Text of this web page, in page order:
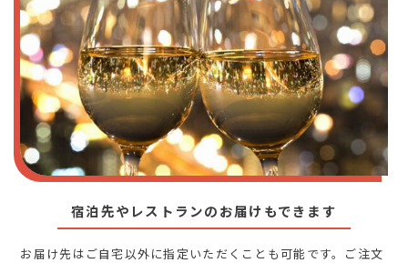
宿泊先やレストランのお届けもできます
お届け先はご自宅以外に指定いただくことも可能です。ご注文